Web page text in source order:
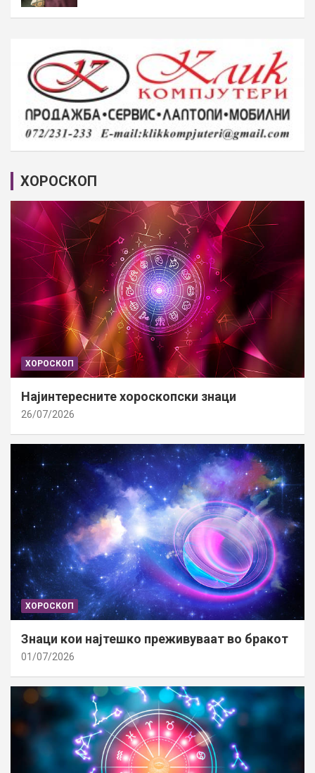
ХОРОСКОП
ХОРОСКОП
Најинтересните хороскопски знаци
26/07/2026
ХОРОСКОП
Знаци кои најтешко преживуваат во бракот
01/07/2026